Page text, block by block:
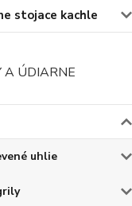
stojace kachle
A ÚDIARNE
uhlie